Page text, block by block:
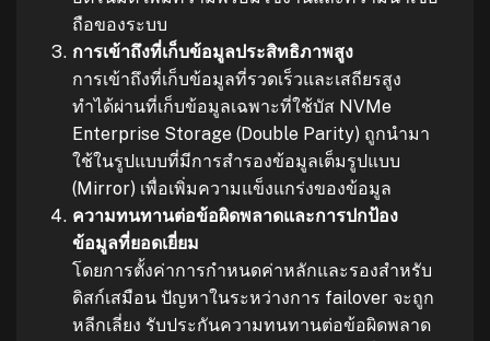
ถือของระบบ
การเข้าถึงที่เก็บข้อมูลประสิทธิภาพสูง
การเข้าถึงที่เก็บข้อมูลที่รวดเร็วและเสถียรสูง
ทำได้ผ่านที่เก็บข้อมูลเฉพาะที่ใช้บัส NVMe
Enterprise Storage (Double Parity) ถูกนำมา
ใช้ในรูปแบบที่มีการสำรองข้อมูลเต็มรูปแบบ
(Mirror) เพื่อเพิ่มความแข็งแกร่งของข้อมูล
ความทนทานต่อข้อผิดพลาดและการปกป้อง
ข้อมูลที่ยอดเยี่ยม
โดยการตั้งค่าการกำหนดค่าหลักและรองสำหรับ
ดิสก์เสมือน ปัญหาในระหว่างการ failover จะถูก
หลีกเลี่ยง รับประกันความทนทานต่อข้อผิดพลาด